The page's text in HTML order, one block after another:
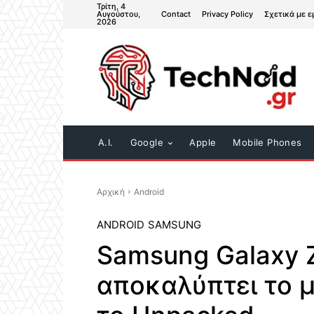
Τρίτη, 4
Αυγούστου,
2026
Contact Privacy Policy Σχετικά με
A.I. Google Apple Mobile Phones
Αρχική Android
ANDROID SAMSUNG
Samsung Galaxy
αποκαλύπτει το